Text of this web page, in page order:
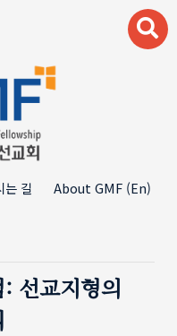
는 길 About GMF (En)
선교지형의